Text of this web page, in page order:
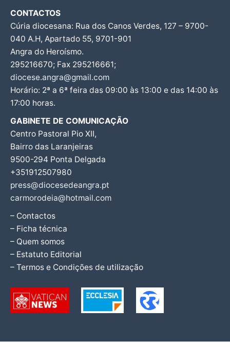
CONTACTOS
Cúria diocesana: Rua dos Canos Verdes, 127 – 9700-
040 A.H, Apartado 55, 9701-901
Angra do Heroísmo.
295216670; Fax 295216661;
diocese.angra@gmail.com
Horário: 2ª a 6ª feira das 09:00 às 13:00 e das 14:00 às
17:00 horas.
GABINETE DE COMUNICAÇÃO
Centro Pastoral Pio XII,
Bairro das Laranjeiras
9500-294 Ponta Delgada
+351912507980
press@diocesedeangra.pt
carmorodeia@hotmail.com
– Contactos
– Ficha técnica
– Quem somos
– Estatuto Editorial
– Termos e Condições de utilização